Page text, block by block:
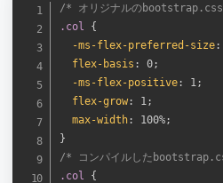
/* オリジナルの
.col
{
-ms-flex-preferred-size :
flex-basis : 0 ;
-ms-flex-positive : 1 ;
flex-grow : 1 ;
max-width : 100% ;
}
/* コンパイルした
.col
{